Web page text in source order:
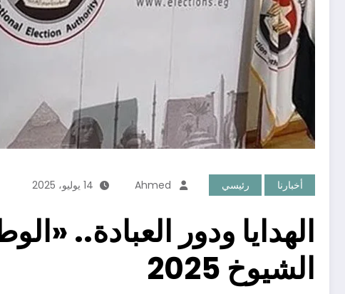
أخبارنا رئيسي Ahmed 14 يوليو، 2025
الهدايا ودور العبادة..
الشيوخ 2025